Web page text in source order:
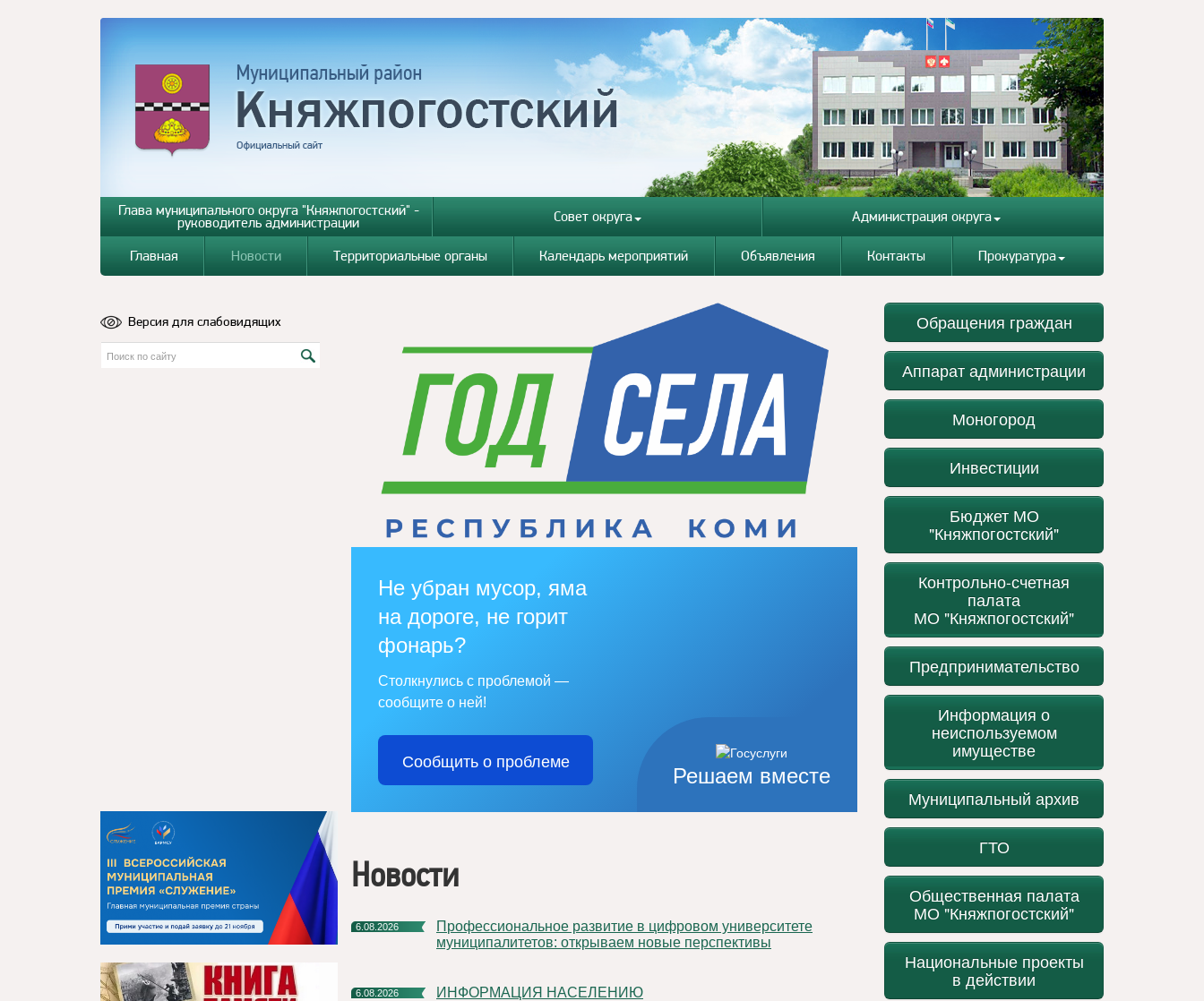
Глава муниципального округа "Княжпогостский" -
руководитель администрации Совет округа Администрация округа
Главная Новости Территориальные органы Календарь мероприятий Объявления Контакты Прокуратура
Версия для слабовидящих
Решаем вместе
Не убран мусор, яма
на дороге, не горит
фонарь?
Столкнулись с проблемой —
сообщите о ней!
Сообщить о проблеме
Новости
6.08.2026
Профессиональное развитие в цифровом университете
муниципалитетов: открываем новые перспективы
6.08.2026 ИНФОРМАЦИЯ НАСЕЛЕНИЮ
Обращения граждан
Аппарат администрации
Моногород
Инвестиции
Бюджет МО
"Княжпогостский"
Контрольно-счетная
палата
МО "Княжпогостский"
Предпринимательство
Информация о
неиспользуемом
имуществе
Муниципальный архив
ГТО
Общественная палата
МО "Княжпогостский"
Национальные проекты
в действии